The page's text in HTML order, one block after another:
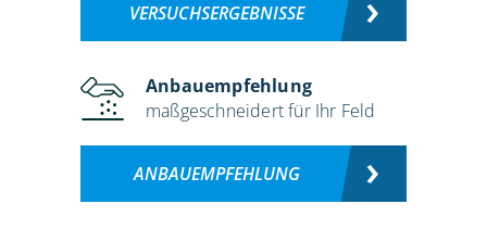
VERSUCHSERGEBNISSE
Anbauempfehlung
maßgeschneidert für Ihr Feld
ANBAUEMPFEHLUNG